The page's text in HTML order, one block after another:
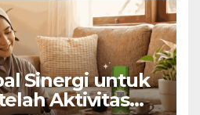
Sinergi untuk
Aktivitas